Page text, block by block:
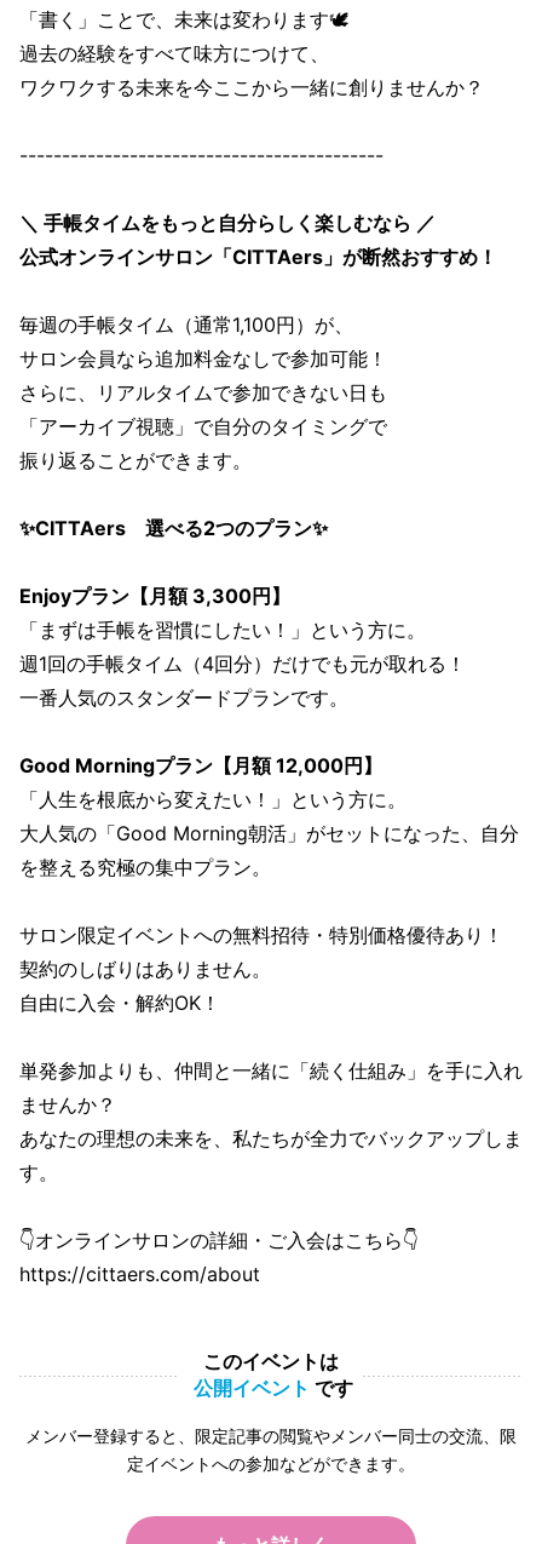
「書く」ことで、未来は変わります🕊️
過去の経験をすべて味方につけて、
ワクワクする未来を今ここから一緒に創りませんか？
-------------------------------------------
＼ 手帳タイムをもっと自分らしく楽しむなら ／
公式オンラインサロン「CITTAers」が断然おすすめ！
毎週の手帳タイム（通常1,100円）が、
サロン会員なら追加料金なしで参加可能！
さらに、リアルタイムで参加できない日も
「アーカイブ視聴」で自分のタイミングで
振り返ることができます。
✨CITTAers 選べる2つのプラン✨
Enjoyプラン【月額 3,300円】
「まずは手帳を習慣にしたい！」という方に。
週1回の手帳タイム（4回分）だけでも元が取れる！
一番人気のスタンダードプランです。
Good Morningプラン【月額 12,000円】
「人生を根底から変えたい！」という方に。
大人気の「Good Morning朝活」がセットになった、自分
を整える究極の集中プラン。
サロン限定イベントへの無料招待・特別価格優待あり！
契約のしばりはありません。
自由に入会・解約OK！
単発参加よりも、仲間と一緒に「続く仕組み」を手に入れ
ませんか？
あなたの理想の未来を、私たちが全力でバックアップしま
す。
👇オンラインサロンの詳細・ご入会はこちら👇
https://cittaers.com/about
このイベントは
公開イベント です
メンバー登録すると、限定記事の閲覧やメンバー同士の交流、限
定イベントへの参加などができます。